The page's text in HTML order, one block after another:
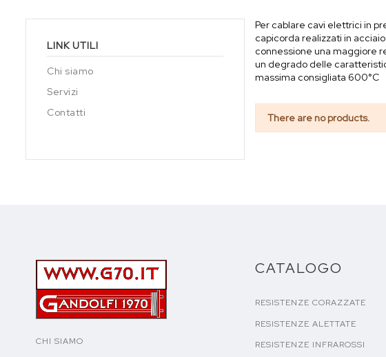
Per cablare cavi elettrici in
capicorda realizzati in
connessione una maggiore
un degrado delle
massima consigliata 600°C
There are no products.
LINK UTILI
Chi siamo
Servizi
Contatti
CHI SIAMO
CATALOGO
RESISTENZE CORAZZATE
RESISTENZE ALETTATE
RESISTENZE INFRAROSSI